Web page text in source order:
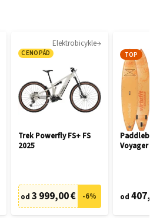
Elektrobicykle
CENOPÁD
Trek Powerfly FS+ FS
2025
od 3 999,00 € -6%
TOP
Voyager
od